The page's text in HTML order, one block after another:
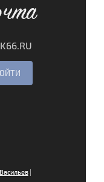
|